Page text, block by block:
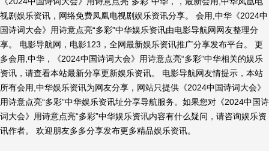
视剧娱乐资讯，网络免费凤凰电视剧娱乐资讯分享。 会用,中华《2024中
国诗词大会》用诗意点亮“多彩”中华娱乐资讯由电影导航网网友整理分
享。 电影导航网，电影123，全网最新娱乐资讯推广分享发布平台。 更
多会用,中华，《2024中国诗词大会》用诗意点亮“多彩”中华相关的娱乐
资讯，请查看本站最新分享更新娱乐资讯。 电影导航网友情提示，本站
所有会用,中华娱乐资讯为网友分享，网站只提供《2024中国诗词大会》
用诗意点亮“多彩”中华娱乐资讯址分享导航服务。如果您对《2024中国诗
词大会》用诗意点亮“多彩”中华娱乐资讯内容有什么疑问，请咨询娱乐资
讯作者。 欢迎朋友多多分享发布更多精品娱乐资讯。